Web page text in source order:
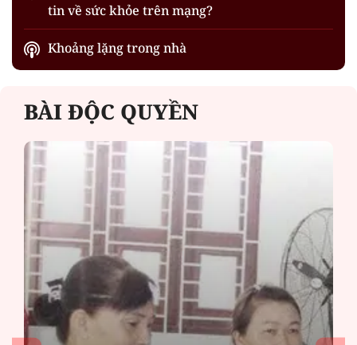
tin về sức khỏe trên mạng?
Khoảng lặng trong nhà
BÀI ĐỘC QUYỀN